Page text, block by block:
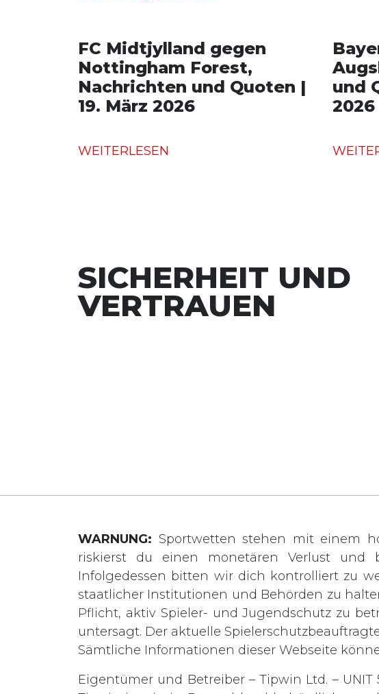
FC Midtjylland gegen
Nottingham Forest,
Nachrichten und Quoten |
19. März 2026
WEITERLESEN
und
2026
SICHERHEIT UND
VERTRAUEN
WARNUNG: Sportwetten stehen mit einem
riskierst du einen monetären Verlust und
Infolgedessen bitten wir dich kontrolliert zu
staatlicher Institutionen und Behörden zu
Pflicht, aktiv Spieler- und Jugendschutz zu
untersagt. Der aktuelle
Sämtliche Informationen dieser Webseite
Eigentümer und Betreiber – Tipwin Ltd. – UNIT